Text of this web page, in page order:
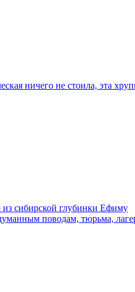
ничего не стоила, эта
сибирской глубинки Ефиму
поводам, тюрьма,